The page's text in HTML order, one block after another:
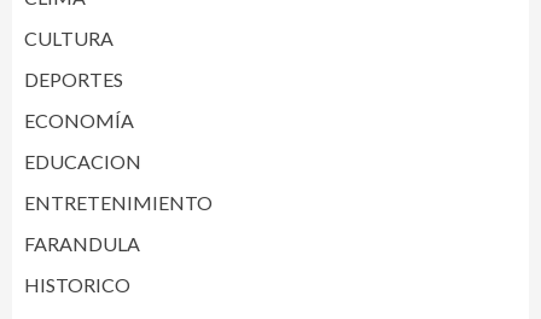
CULTURA
DEPORTES
ECONOMÍA
EDUCACION
ENTRETENIMIENTO
FARANDULA
HISTORICO